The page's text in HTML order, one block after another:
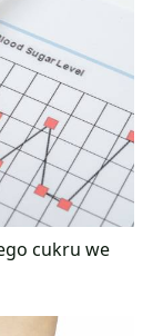
cukru we